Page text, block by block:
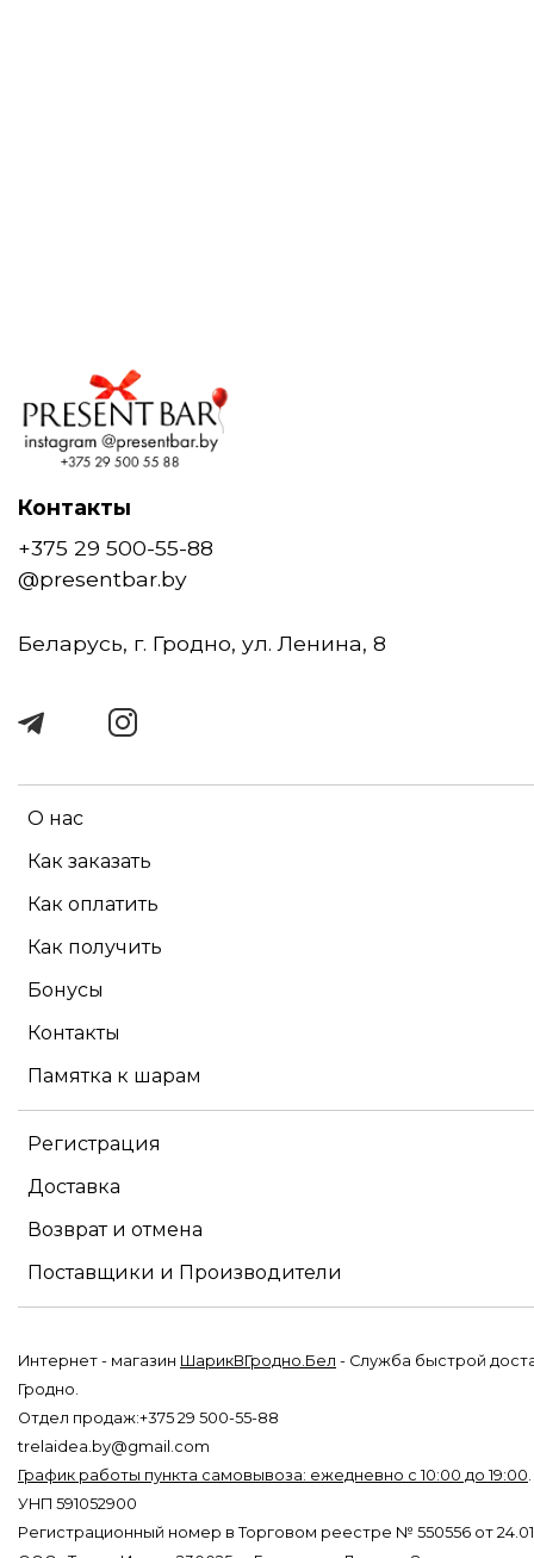
О нас
Как заказать
Как оплатить
Как получить
Бонусы
Контакты
Памятка к шарам
Регистрация
Доставка
Возврат и отмена
Поставщики и Производители
Контакты
+375 29 500-55-88
@presentbar.by
Беларусь, г. Гродно, ул. Ленина, 8
Интернет - магазин ШарикВГродно.Бел - Служба быстрой
Гродно.
Отдел продаж:+375 29 500-55-88
trelaidea.by@gmail.com
График работы пункта самовывоза: ежедневно с 10:00 до 19:00
УНП 591052900
Регистрационный номер в Торговом реестре № 550556 от